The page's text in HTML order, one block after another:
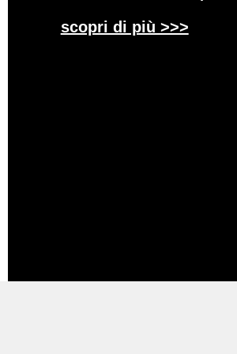
scopri di più >>>